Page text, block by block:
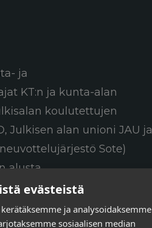
ja
KT:n ja kunta-alan
koulutettujen
Julkisen alan unioni JAU ja
Sote)
alusta.
evästeistä
ja analysoidaksemme
sosiaalisen median